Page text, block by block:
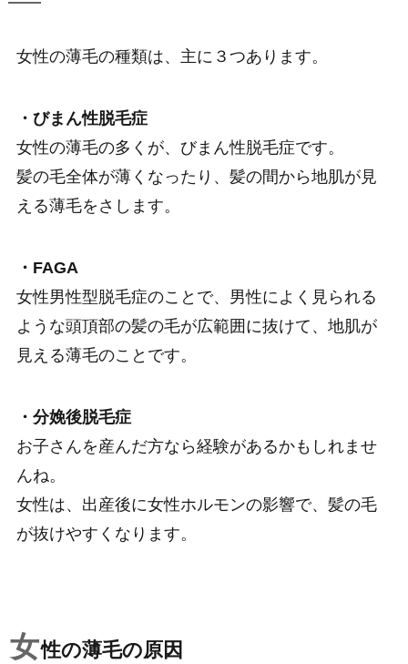
女性の薄毛の種類は、主に３つあります。
・びまん性脱毛症
女性の薄毛の多くが、びまん性脱毛症です。
髪の毛全体が薄くなったり、髪の間から地肌が見
える薄毛をさします。
・FAGA
女性男性型脱毛症のことで、男性によく見られる
ような頭頂部の髪の毛が広範囲に抜けて、地肌が
見える薄毛のことです。
・分娩後脱毛症
お子さんを産んだ方なら経験があるかもしれませ
んね。
女性は、出産後に女性ホルモンの影響で、髪の毛
が抜けやすくなります。
女性の薄毛の原因